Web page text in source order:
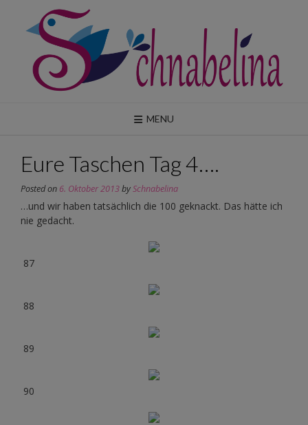
content
MENU
Eure Taschen Tag 4….
Posted on 6. Oktober 2013bySchnabelina
…und wir haben tatsächlich die 100 geknackt. Das hätte ich
nie gedacht.
87
88
89
90